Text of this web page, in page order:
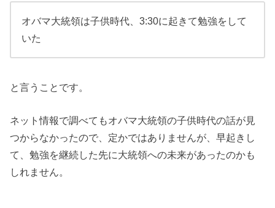
オバマ大統領は子供時代、3:30に起きて勉強をして
いた
と言うことです。
ネット情報で調べてもオバマ大統領の子供時代の話が見
つからなかったので、定かではありませんが、早起きし
て、勉強を継続した先に大統領への未来があったのかも
しれません。